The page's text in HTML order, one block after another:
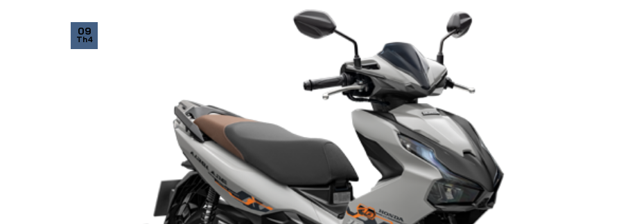
09
Th4